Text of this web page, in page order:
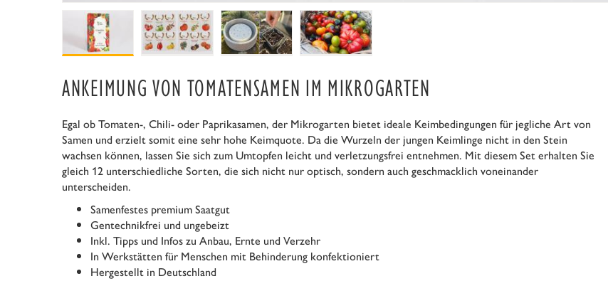
ANKEIMUNG VON TOMATENSAMEN IM MIKROGARTEN
Egal ob Tomaten-, Chili- oder Paprikasamen, der Mikrogarten bietet ideale Keimbedingungen für jegliche Art von
Samen und erzielt somit eine sehr hohe Keimquote. Da die Wurzeln der jungen Keimlinge nicht in den Stein
wachsen können, lassen Sie sich zum Umtopfen leicht und verletzungsfrei entnehmen. Mit diesem Set erhalten Sie
gleich 12 unterschiedliche Sorten, die sich nicht nur optisch, sondern auch geschmacklich voneinander
unterscheiden.
Samenfestes premium Saatgut
Gentechnikfrei und ungebeizt
Inkl. Tipps und Infos zu Anbau, Ernte und Verzehr
In Werkstätten für Menschen mit Behinderung konfektioniert
Hergestellt in Deutschland